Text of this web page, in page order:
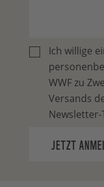
Ich willige
WWF zu
Versands
JETZT